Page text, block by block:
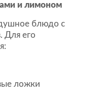
и лимоном
блюдо с
Для его
ложки